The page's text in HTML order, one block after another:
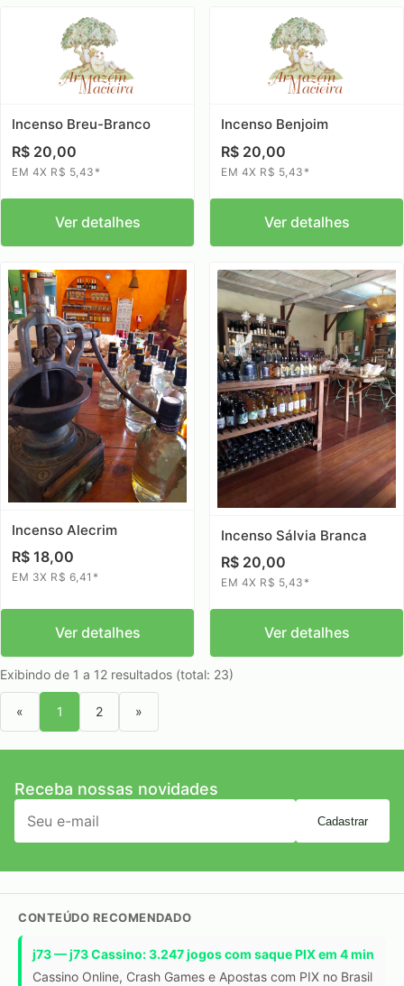
Incenso Breu-Branco
R$ 20,00
EM 4X R$ 5,43*
Ver detalhes
Incenso Benjoim
R$ 20,00
EM 4X R$ 5,43*
Ver detalhes
Incenso Alecrim
R$ 18,00
EM 3X R$ 6,41*
Ver detalhes
Incenso Sálvia Branca
R$ 20,00
EM 4X R$ 5,43*
Ver detalhes
Exibindo de 1 a 12 resultados (total: 23)
« 1 2 »
Receba nossas novidades
Cadastrar
CONTEÚDO RECOMENDADO
j73 — j73 Cassino: 3.247 jogos com saque PIX em 4 min
Cassino Online, Crash Games e Apostas com PIX no Brasil